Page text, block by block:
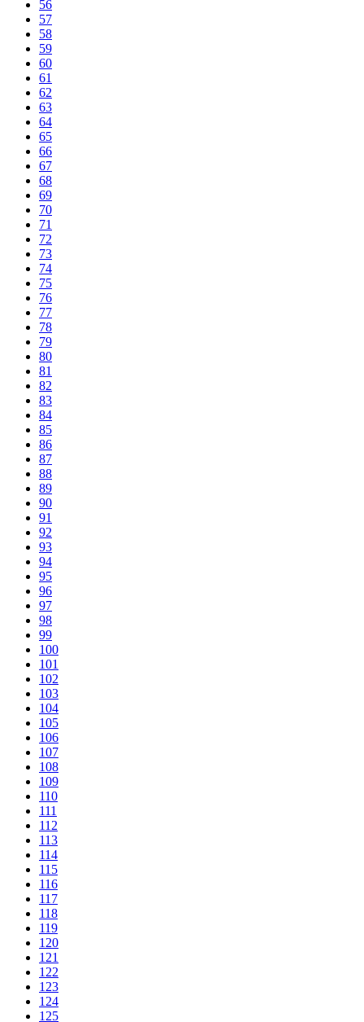
56
57
58
59
60
61
62
63
64
65
66
67
68
69
70
71
72
73
74
75
76
77
78
79
80
81
82
83
84
85
86
87
88
89
90
91
92
93
94
95
96
97
98
99
100
101
102
103
104
105
106
107
108
109
110
111
112
113
114
115
116
117
118
119
120
121
122
123
124
125